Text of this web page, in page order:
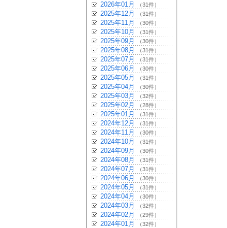
2026年01月 （31件）
2025年12月 （31件）
2025年11月 （30件）
2025年10月 （31件）
2025年09月 （30件）
2025年08月 （31件）
2025年07月 （31件）
2025年06月 （30件）
2025年05月 （31件）
2025年04月 （30件）
2025年03月 （32件）
2025年02月 （28件）
2025年01月 （31件）
2024年12月 （31件）
2024年11月 （30件）
2024年10月 （31件）
2024年09月 （30件）
2024年08月 （31件）
2024年07月 （31件）
2024年06月 （30件）
2024年05月 （31件）
2024年04月 （30件）
2024年03月 （32件）
2024年02月 （29件）
2024年01月 （32件）